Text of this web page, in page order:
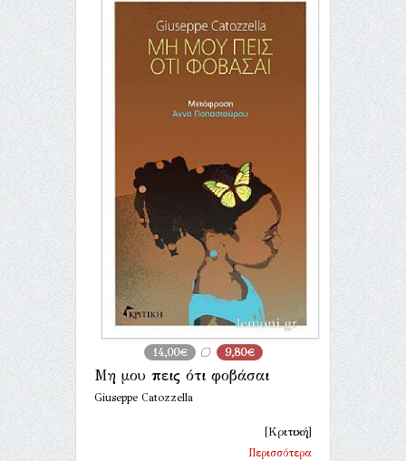
14,00€ 9,80€
Μη μου πεις ότι φοβάσαι
Giuseppe Catozzella
[Κριτική]
Περισσότερα